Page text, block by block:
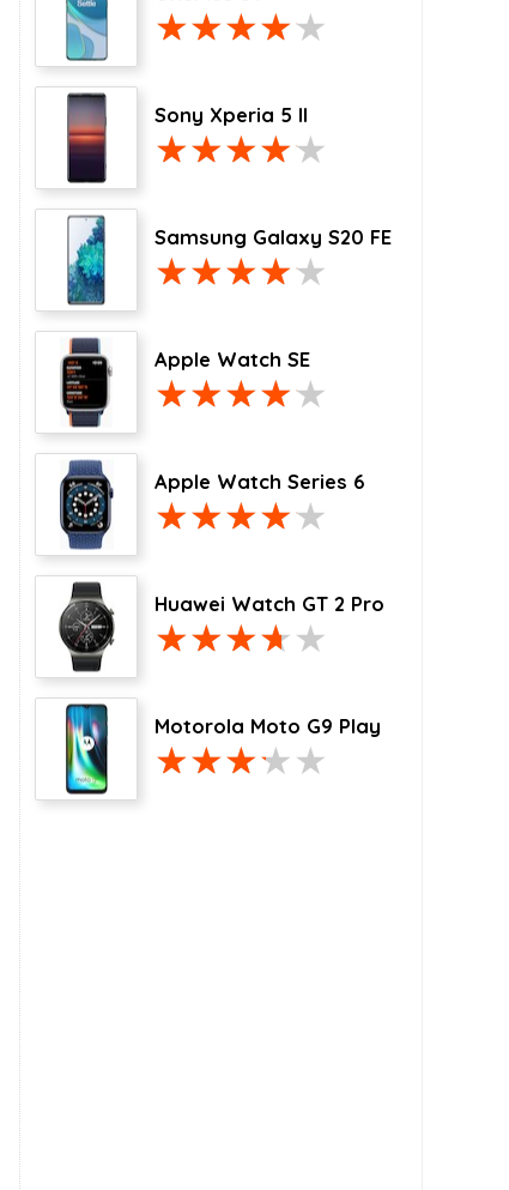
Sony Xperia 5 II
Samsung Galaxy S20 FE
Apple Watch SE
Apple Watch Series 6
Huawei Watch GT 2 Pro
Motorola Moto G9 Play